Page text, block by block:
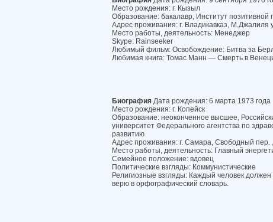
Место рождения: г. Кызыл
Образование: бакалавр, Институт позитивной
Адрес проживания: г. Владикавказ, М.Джалиля
Место работы, деятельность: Менеджер
Skype: Rainseeker
Любимый фильм: Освобождение: Битва за
Любимая книга: Томас Манн — Смерть в
Биография Дата рождения: 6 марта 1973 года
Место рождения: г. Копейск
Образование: неоконченное высшее,
университет Федерального агентства по
развитию
Адрес проживания: г. Самара, Свободный пер.
Место работы, деятельность: Главный
Семейное положение: вдовец
Политические взгляды: Коммунистические
Религиозные взгляды: Каждый человек
верю в орфографический словарь.